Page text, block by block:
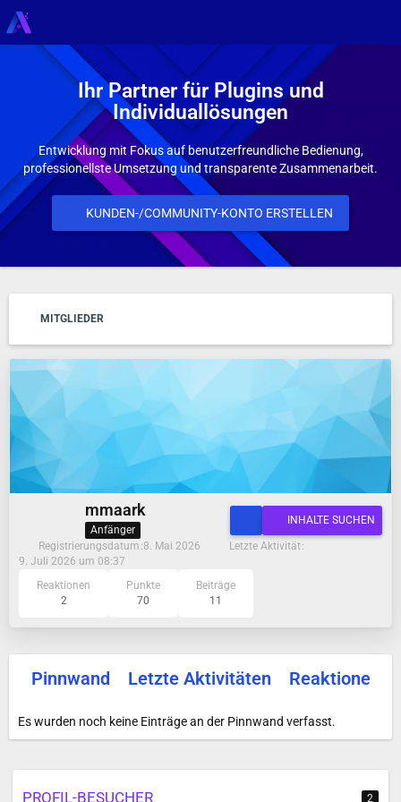
Ihr Partner für Plugins und
Individuallösungen
Entwicklung mit Fokus auf benutzerfreundliche Bedienung,
professionellste Umsetzung und transparente Zusammenarbeit.
KUNDEN-/COMMUNITY-KONTO ERSTELLEN
MITGLIEDER
mmaark
Anfänger
Reaktionen
2
Punkte
70
Beiträge
11
INHALTE SUCHEN
Registrierungsdatum 8. Mai 2026
Letzte Aktivität
9. Juli 2026 um 08:37
Pinnwand Letzte Aktivitäten Reaktionen
Es wurden noch keine Einträge an der Pinnwand verfasst.
PROFIL-BESUCHER 2